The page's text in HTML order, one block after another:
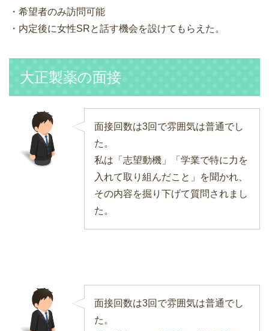
・希望者のみ訪問可能
・内定後に女性SRと話す機会を設けてもらえた。
大正製薬の面接
面接回数は3回で雰囲気は普通でし
た。
私は「志望動機」「学業で特に力を
入れて取り組んだこと」を聞かれ、
その内容を掘り下げて質問されまし
た。
面接回数は3回で雰囲気は普通でし
た。